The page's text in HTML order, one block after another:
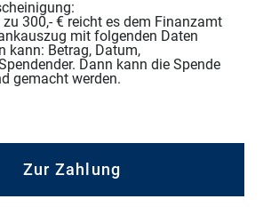
zu 300,- € reicht es dem Finanzamt
mit folgenden Daten
kann: Betrag, Datum,
Dann kann die Spende
gemacht werden.
Zur Zahlung